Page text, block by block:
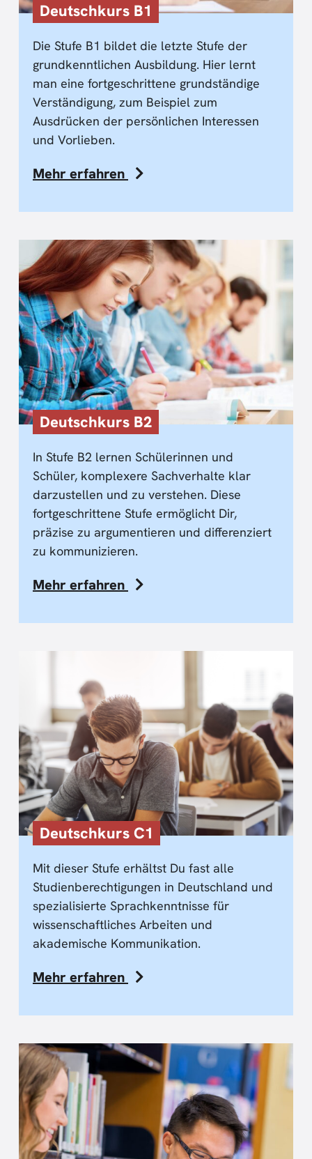
Deutschkurs B1
Die Stufe B1 bildet die letzte Stufe der
grundkenntlichen Ausbildung. Hier lernt
man eine fortgeschrittene grundständige
Verständigung, zum Beispiel zum
Ausdrücken der persönlichen Interessen
und Vorlieben.
Mehr erfahren
Deutschkurs B2
In Stufe B2 lernen Schülerinnen und
Schüler, komplexere Sachverhalte klar
darzustellen und zu verstehen. Diese
fortgeschrittene Stufe ermöglicht Dir,
präzise zu argumentieren und differenziert
zu kommunizieren.
Mehr erfahren
Deutschkurs C1
Mit dieser Stufe erhältst Du fast alle
Studienberechtigungen in Deutschland und
spezialisierte Sprachkenntnisse für
wissenschaftliches Arbeiten und
akademische Kommunikation.
Mehr erfahren